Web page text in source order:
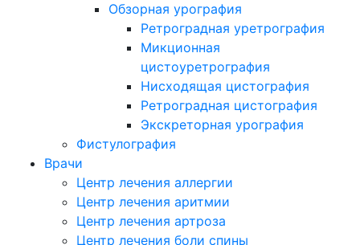
Обзорная урография
Ретроградная уретрография
Микционная
цистоуретрография
Нисходящая цистография
Ретроградная цистография
Экскреторная урография
Фистулография
Врачи
Центр лечения аллергии
Центр лечения аритмии
Центр лечения артроза
Центр лечения боли спины